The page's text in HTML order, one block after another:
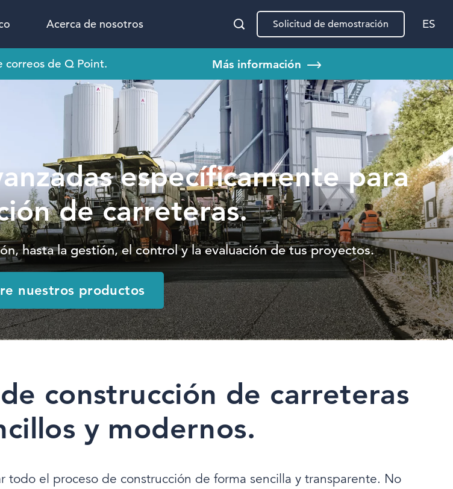
Acerca de nosotros Solicitud de demostración ES
correos de Q Point. Más información
específicamente para
de carreteras.
hasta la gestión, el control y la evaluación de tus proyectos.
nuestros productos
construcción de carreteras
y modernos.
el proceso de construcción de forma sencilla y transparente. No